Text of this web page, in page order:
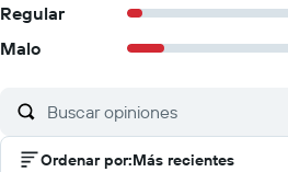
Regular
Malo
Ordenar por:Más recientes